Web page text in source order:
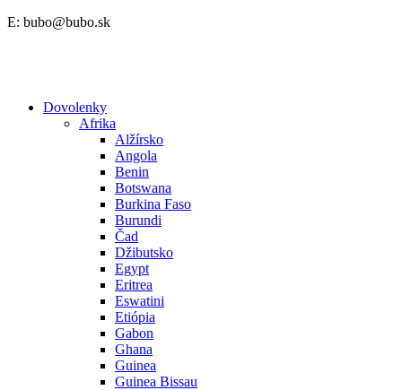
E: bubo@bubo.sk
Dovolenky
Afrika
Alžírsko
Angola
Benin
Botswana
Burkina Faso
Burundi
Čad
Džibutsko
Egypt
Eritrea
Eswatini
Etiópia
Gabon
Ghana
Guinea
Guinea Bissau